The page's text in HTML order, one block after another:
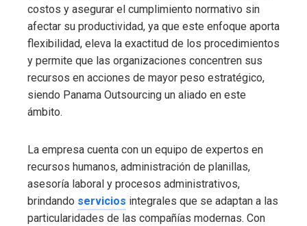
costos y asegurar el cumplimiento normativo sin
afectar su productividad, ya que este enfoque aporta
flexibilidad, eleva la exactitud de los procedimientos
y permite que las organizaciones concentren sus
recursos en acciones de mayor peso estratégico,
siendo Panama Outsourcing un aliado en este
ámbito.
La empresa cuenta con un equipo de expertos en
recursos humanos, administración de planillas,
asesoría laboral y procesos administrativos,
brindando servicios integrales que se adaptan a las
particularidades de las compañías modernas. Con